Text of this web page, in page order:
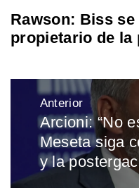
Rawson: Biss
propietario de la
Navegación
entradas
Anterior
Entrada
anterior:
Arcioni: “No
Meseta siga
y la